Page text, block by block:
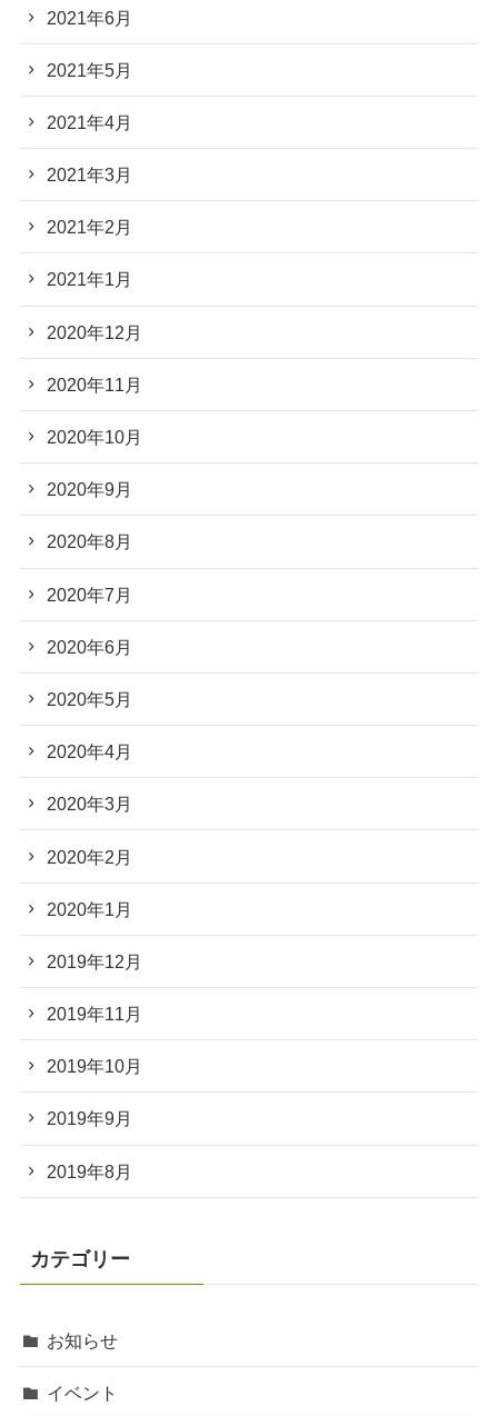
2021年6月
2021年5月
2021年4月
2021年3月
2021年2月
2021年1月
2020年12月
2020年11月
2020年10月
2020年9月
2020年8月
2020年7月
2020年6月
2020年5月
2020年4月
2020年3月
2020年2月
2020年1月
2019年12月
2019年11月
2019年10月
2019年9月
2019年8月
カテゴリー
お知らせ
イベント